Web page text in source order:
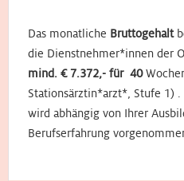
Das monatliche Bruttogehalt
die Dienstnehmer*innen der
mind. € 7.372,- für 40
Stationsärztin*arzt*, Stufe 1)
wird abhängig von Ihrer
Berufserfahrung